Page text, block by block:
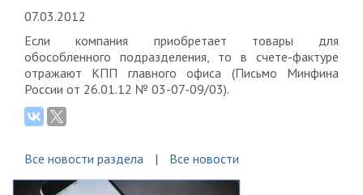
07.03.2012
Если компания приобретает товары для
обособленного подразделения, то в счете-фактуре
отражают КПП главного офиса (Письмо Минфина
России от 26.01.12 № 03-07-09/03).
Все новости раздела Все новости